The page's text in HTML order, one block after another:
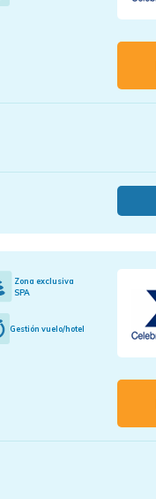
Zona exclusiva
SPA
Gestión vuelo/hotel